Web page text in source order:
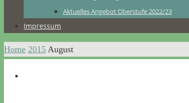
Aktuelles Angebot Oberstufe 2022/23
Impressum
Home 2015 August